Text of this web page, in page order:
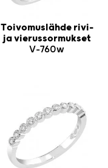
Toivomuslähde rivi-
ja vierussormukset
V-760w